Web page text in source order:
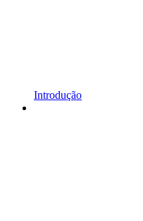
Introdução